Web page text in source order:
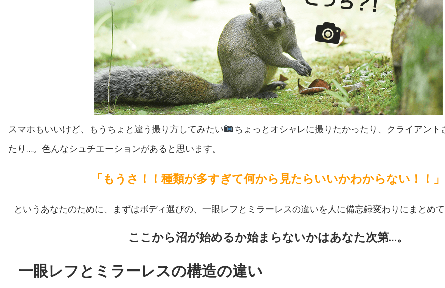
スマホもいいけど、もうちょと違う撮り方してみたい
ちょっとオシャレに撮りたかったり、クライアント
たり…。色んなシュチエーションがあると思います。
「もうさ！！種類が多すぎて何から見たらいいかわからない！！」
というあなたのために、まずはボディ選びの、一眼レフとミラーレスの違いを人に備忘録変わりにまとめ
ここから沼が始めるか始まらないかはあなた次第…。
一眼レフとミラーレスの構造の違い